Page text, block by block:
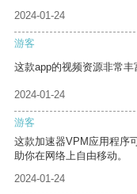
2024-01-24
游客
这款app的视频资源非常丰
2024-01-24
游客
这款加速器VPM应用程序
助你在网络上自由移动。
2024-01-24